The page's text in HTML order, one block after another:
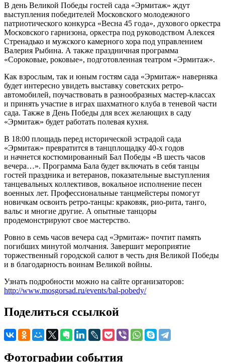
В день Великой Победы гостей сада «Эрмитаж» ждут
выступления победителей Московского молодежного
патриотического конкурса «Весна 45 года», духового оркестра
Московского гарнизона, оркестра под руководством Алексея
Стренадько и мужского камерного хора под управлением
Валерия Рыбина. А также праздничная программа
«Сороковые, роковые», подготовленная театром «Эрмитаж».
Как взрослым, так и юным гостям сада «Эрмитаж» наверняка
будет интересно увидеть выставку советских ретро-
автомобилей, поучаствовать в разнообразных мастер-классах
и принять участие в играх шахматного клуба в теневой части
сада. Также в День Победы для всех желающих в саду
«Эрмитаж» будет работать полевая кухня.
В 18:00 площадь перед исторической эстрадой сада
«Эрмитаж» превратится в танцплощадку 40-х годов
и начнется костюмированный Бал Победы «В шесть часов
вечера…». Программа Бала будет включать в себя танцы
гостей праздника и ветеранов, показательные выступления
танцевальных коллективов, вокальное исполнение песен
военных лет. Профессиональные танцмейстеры помогут
новичкам освоить ретро-танцы: краковяк, рио-рита, танго,
вальс и многие другие. А опытные танцоры
продемонстрируют свое мастерство.
Ровно в семь часов вечера сад «Эрмитаж» почтит память
погибших минутой молчания. Завершит мероприятие
торжественный городской салют в честь дня Великой Победы
и в благодарность воинам Великой войны.
Узнать подробности можно на сайте организаторов:
http://www.mosgorsad.ru/events/bal-pobedy/
Поделиться ссылкой
Фотографии события